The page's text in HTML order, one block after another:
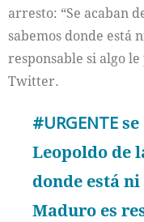
arresto: “Se acaban
sabemos donde está
responsable si algo
Twitter.
#URGENTE
Leopoldo de
donde está
Maduro es